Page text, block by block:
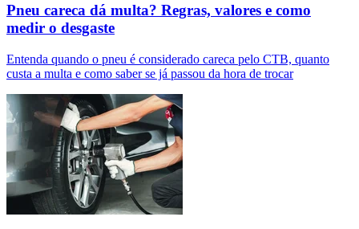
Pneu careca dá multa? Regras, valores e como
medir o desgaste
Entenda quando o pneu é considerado careca pelo CTB, quanto
custa a multa e como saber se já passou da hora de trocar